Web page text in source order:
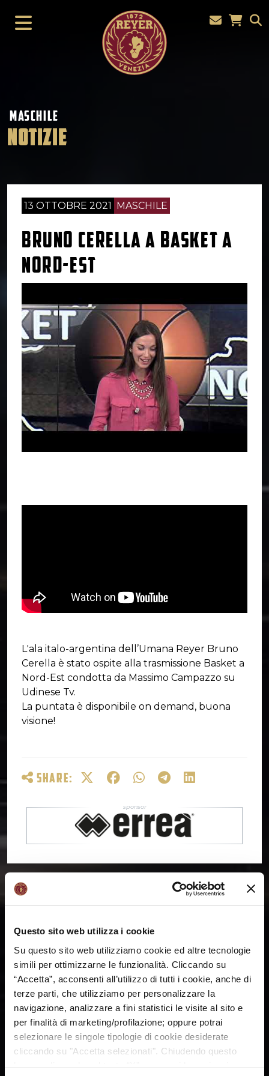
Questo sito web utilizza i cookie
Su questo sito web utilizziamo cookie ed altre tecnologie
simili per ottimizzarne le funzionalità. Cliccando su
“Accetta”, acconsenti all’utilizzo di tutti i cookie, anche di
terze parti, che utilizziamo per personalizzare la
navigazione, analizzare a fini statistici le visite al sito e
per finalità di marketing/profilazione; oppure potrai
selezionare le singole tipologie di cookie desiderate
cliccando su "Accetta selezionati". Chiudendo questo
banner cliccando sul tasto “X”, prosegui la navigazione e
MASCHILE
NOTIZIE
13 OTTOBRE 2021 MASCHILE
BRUNO CERELLA A BASKET A
NORD-EST
L'ala italo-argentina dell’Umana Reyer Bruno
Cerella è stato ospite alla trasmissione Basket a
Nord-Est condotta da Massimo Campazzo su
Udinese Tv.
La puntata è disponibile on demand, buona
visione!
SHARE: